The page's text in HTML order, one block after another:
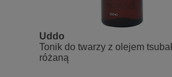
Skład
Aqua,
Vulgare
Uddo
Tonik do twarzy z olejem
różaną